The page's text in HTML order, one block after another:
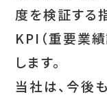
度を検証する
KPI（重要業
します。
当社は、今後